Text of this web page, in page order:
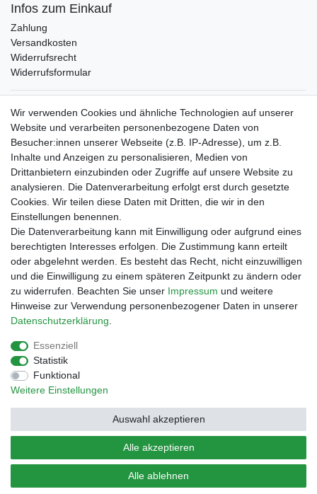
Infos zum Einkauf
Zahlung
Versandkosten
Widerrufsrecht
Widerrufsformular
Verpackungslizenz
bei der Landbell AG
Zahlungsarten
Vorabüberweisung
Rechnungskauf
Zahlung bei Abholung
PayPal (inkl. Kreditkarten)
Impressum
Barrierefreiheitserklärung
Vertrag widerrufen Kontakt
Wir verwenden Cookies und ähnliche Technologien auf unserer
Website und verarbeiten personenbezogene Daten von
Besucher:innen unserer Webseite (z.B. IP-Adresse), um z.B.
Inhalte und Anzeigen zu personalisieren, Medien von
Drittanbietern einzubinden oder Zugriffe auf unsere Website zu
analysieren. Die Datenverarbeitung erfolgt erst durch gesetzte
Cookies. Wir teilen diese Daten mit Dritten, die wir in den
Einstellungen benennen.
Die Datenverarbeitung kann mit Einwilligung oder aufgrund eines
berechtigten Interesses erfolgen. Die Zustimmung kann erteilt
oder abgelehnt werden. Es besteht das Recht, nicht einzuwilligen
und die Einwilligung zu einem späteren Zeitpunkt zu ändern oder
zu widerrufen. Beachten Sie unser Impressum und weitere
Hinweise zur Verwendung personenbezogener Daten in unserer
Daten­schutz­erklärung
Essenziell
Statistik
Funktional
Weitere Einstellungen
Alle akzeptieren
Alle ablehnen
Auswahl akzeptieren